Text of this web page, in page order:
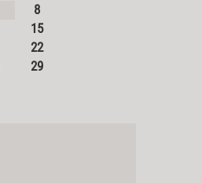
8
15
22
29